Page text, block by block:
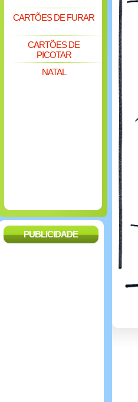
CARTÕES DE FURAR
CARTÕES DE
PICOTAR
NATAL
PUBLICIDADE